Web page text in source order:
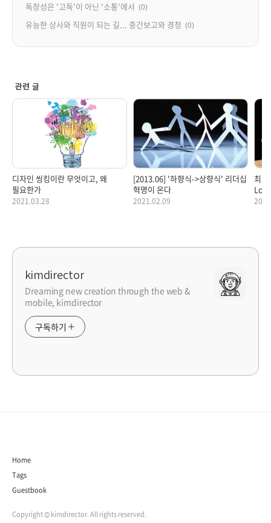
독창성은 '고독'이 아닌 '소통'에서 (0)
유능한 상사와 직원이 되는 길... 중간보고와 경청 (0)
관련 글
디자인 씽킹이란 무엇이고, 왜
필요한가
2021.03.28
[2013.06] '하향식->상향식' 리더십
혁명이 온다
2021.02.09
최고
kimdirector
Dreaming new creation through the web &
mobile, kimdirector
구독하기
Home
Tags
Guestbook
Copyright © kimdirector. All rights reserved.